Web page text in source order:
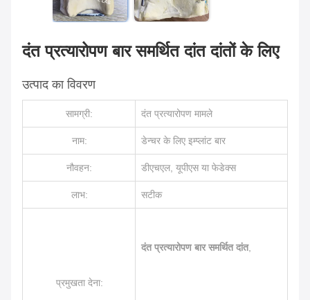
दंत प्रत्यारोपण बार समर्थित दांत दांतों के लिए
उत्पाद का विवरण
सामग्री: दंत प्रत्यारोपण मामले
नाम: डेन्चर के लिए इम्प्लांट बार
नौवहन: डीएचएल, यूपीएस या फेडेक्स
लाभ: सटीक
प्रमुखता देना:
दंत प्रत्यारोपण बार समर्थित दांत,